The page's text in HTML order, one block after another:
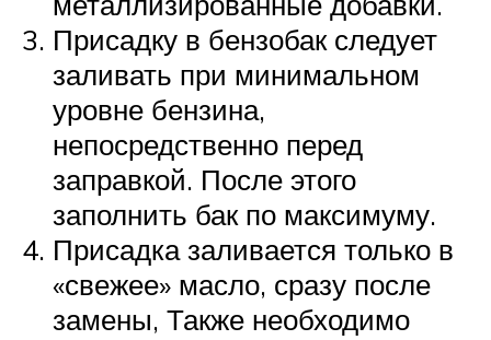
Присадку в бензобак следует
заливать при минимальном
уровне бензина,
непосредственно перед
заправкой. После этого
заполнить бак по максимуму.
Присадка заливается только в
«свежее» масло, сразу после
замены, Также необходимо